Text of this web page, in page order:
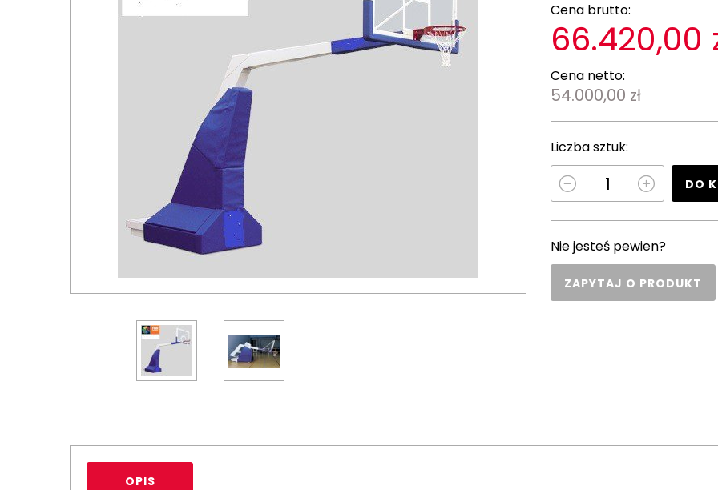
Cena brutto:
66.420,00
Cena netto:
54.000,00 zł
Liczba sztuk:
DO
Nie jesteś pewien?
ZAPYTAJ O PRODUKT
OPIS